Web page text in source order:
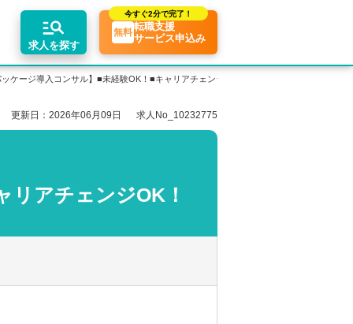
求人を探す
今すぐ2分で完了！
無料転職支援
サービス申込み
アアドバイザーの紹介
コンテンツ
税理士・科目合格者の転職Q&A
業界トピックス
エリア別求人情報
東海
ケージ導入コンサル】■未経験OK！■キャリアチェンジOK！
更新日：2026年06月09日 求人No_10232775
リアチェンジOK！